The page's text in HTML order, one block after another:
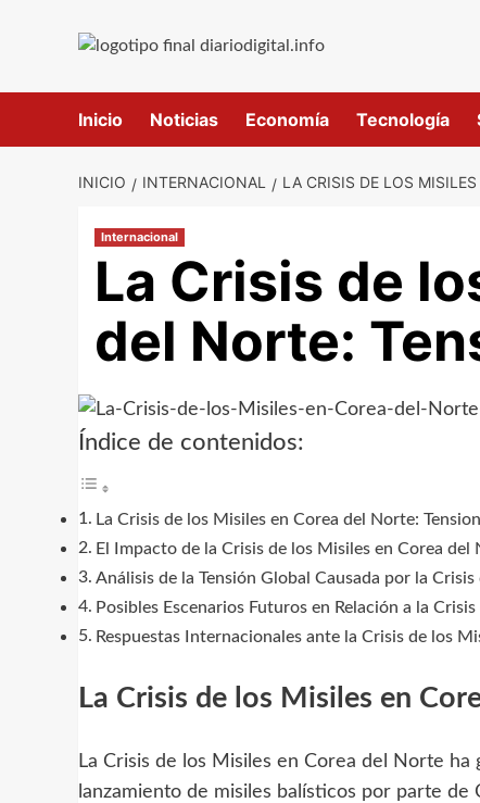
Inicio Noticias Economía Tecnología
INICIO INTERNACIONAL LA CRISIS DE LOS
Internacional
La Crisis de
del Norte:
Índice de contenidos:
La Crisis de los Misiles en Corea del Norte:
El Impacto de la Crisis de los Misiles en Corea del
Análisis de la Tensión Global Causada por la
Posibles Escenarios Futuros en Relación a la
Respuestas Internacionales ante la Crisis de los
La Crisis de los Misiles en
La Crisis de los Misiles en Corea del Norte
lanzamiento de misiles balísticos por parte